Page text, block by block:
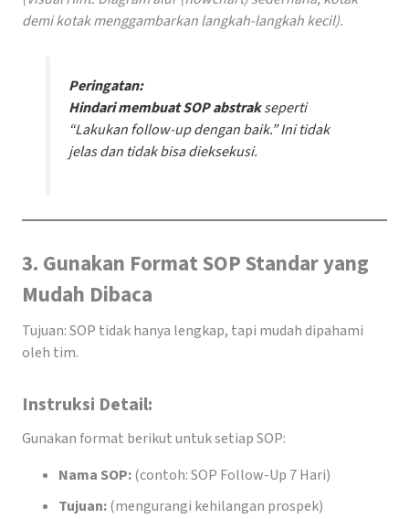
demi kotak menggambarkan langkah-langkah kecil).
Peringatan:
Hindari membuat SOP abstrakseperti
“Lakukan follow-up dengan baik.” Ini tidak
jelas dan tidak bisa dieksekusi.
3. Gunakan Format SOP Standar yang
Mudah Dibaca
Tujuan: SOP tidak hanya lengkap, tapi mudah dipahami
oleh tim.
Instruksi Detail:
Gunakan format berikut untuk setiap SOP:
Nama SOP:(contoh: SOP Follow-Up 7 Hari)
Tujuan:(mengurangi kehilangan prospek)